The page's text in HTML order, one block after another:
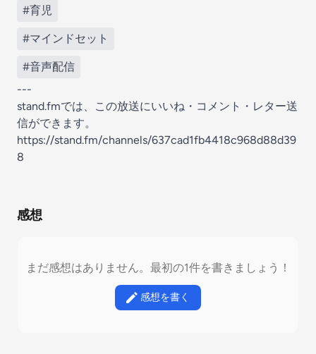
#育児
#マインドセット
#音声配信
---
stand.fmでは、この放送にいいね・コメント・レター送
信ができます。
https://stand.fm/channels/637cad1fb4418c968d88d39
8
感想
まだ感想はありません。最初の1件を書きましょう！
感想を書く